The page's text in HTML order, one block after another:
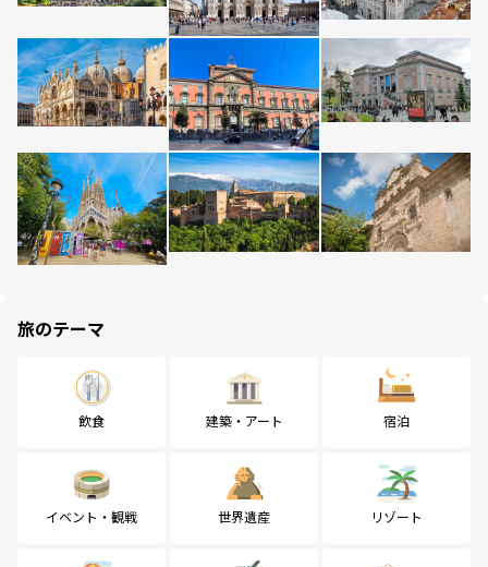
旅のテーマ
飲食 建築・アート 宿泊
イベント・観戦 世界遺産 リゾート